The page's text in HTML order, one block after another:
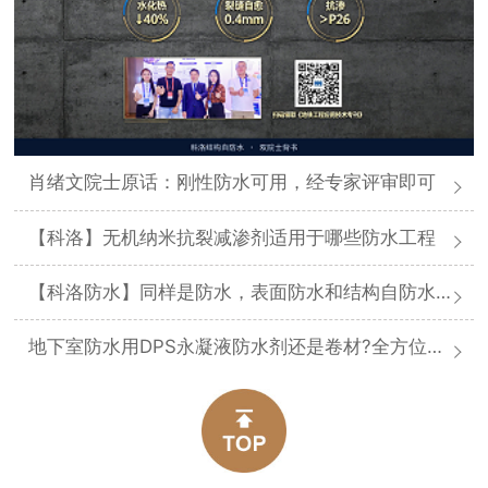
肖绪文院士原话：刚性防水可用，经专家评审即可
【科洛】无机纳米抗裂减渗剂适用于哪些防水工程
【科洛防水】同样是防水，表面防水和结构自防水差在哪
地下室防水用DPS永凝液防水剂还是卷材?全方位对比分析